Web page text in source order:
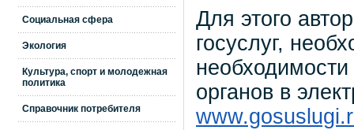
Социальная сфера
Экология
Культура, спорт и молодежная
политика
Справочник потребителя
Для этого
госуслуг,
органов в